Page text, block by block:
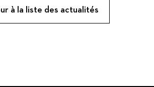
à la liste des actualités